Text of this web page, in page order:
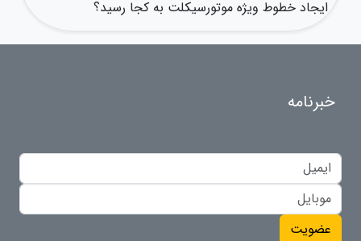
ایجاد خطوط ویژه موتورسیکلت به کجا رسید؟
خبرنامه
عضویت